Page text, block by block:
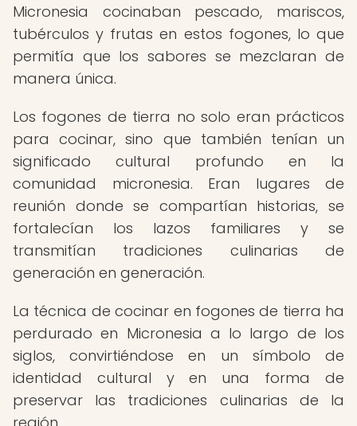
Micronesia cocinaban pescado, mariscos,
tubérculos y frutas en estos fogones, lo que
permitía que los sabores se mezclaran de
manera única.
Los fogones de tierra no solo eran prácticos
para cocinar, sino que también tenían un
significado cultural profundo en la
comunidad micronesia. Eran lugares de
reunión donde se compartían historias, se
fortalecían los lazos familiares y se
transmitían tradiciones culinarias de
generación en generación.
La técnica de cocinar en fogones de tierra ha
perdurado en Micronesia a lo largo de los
siglos, convirtiéndose en un símbolo de
identidad cultural y en una forma de
preservar las tradiciones culinarias de la